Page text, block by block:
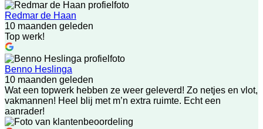
Redmar de Haan
10 maanden geleden
Top werk!
Benno Heslinga
10 maanden geleden
Wat een topwerk hebben ze weer geleverd! Zo netjes en vlot,
vakmannen! Heel blij met m’n extra ruimte. Echt een
aanrader!